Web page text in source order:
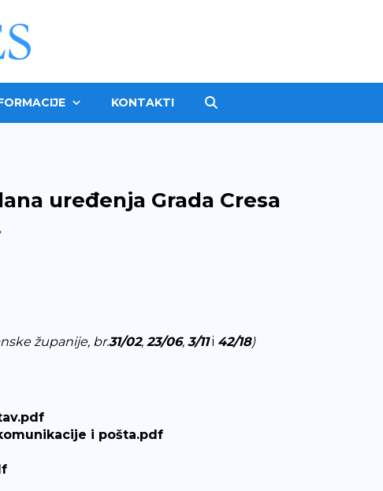
KONTAKTI
uređenja Grada Cresa
županije, br.31/02, 23/06, 3/11i 42/18)
i pošta.pdf